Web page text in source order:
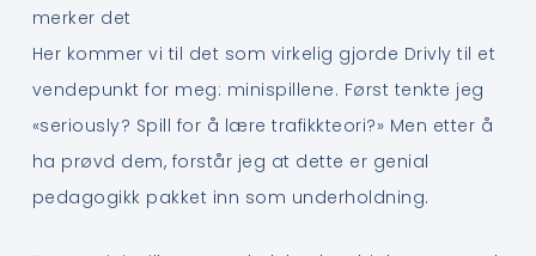
merker det
Her kommer vi til det som virkelig gjorde Drivly til et
vendepunkt for meg: minispillene. Først tenkte jeg
«seriously? Spill for å lære trafikkteori?» Men etter å
ha prøvd dem, forstår jeg at dette er genial
pedagogikk pakket inn som underholdning.